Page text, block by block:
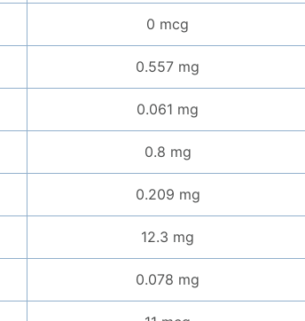
0 mcg
0.557 mg
0.061 mg
0.8 mg
0.209 mg
12.3 mg
0.078 mg